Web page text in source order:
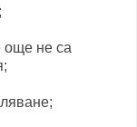
още не са